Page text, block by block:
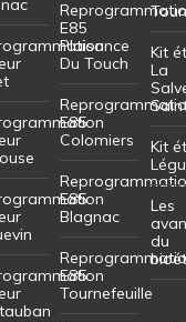
E85
Plaisance
Du Touch
E85
Colomiers
E85
Blagnac
E85
Tournefeuille
Kit
La
Kit
Les
du